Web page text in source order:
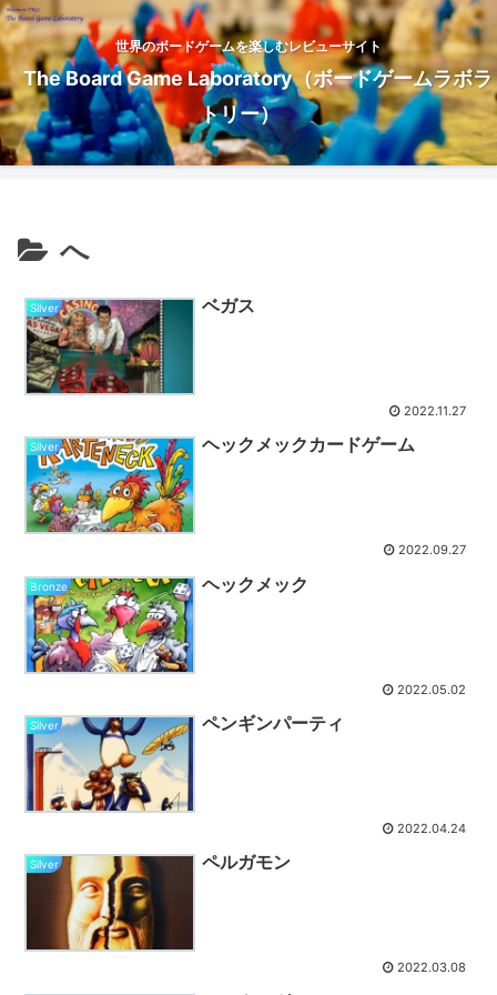
世界のボードゲームを楽しむレビューサイト
The Board Game Laboratory（ボードゲームラボラ
トリー）
へ
Silver ベガス
2022.11.27
Silver ヘックメックカードゲーム
2022.09.27
Bronze ヘックメック
2022.05.02
Silver ペンギンパーティ
2022.04.24
Silver ペルガモン
2022.03.08